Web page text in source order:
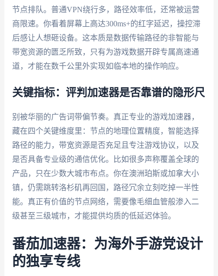
节点排队。普通VPN绕行多，路径效率低，还常被运营
商限速。你看着屏幕上高达300ms+的红字延迟，操控滞
后感让人想砸设备。这本质是数据传输路径的非智能与
带宽资源的匮乏所致，只有为游戏数据开辟专属高速通
道，才能在数千公里外实现如临本地的操作响应。
关键指标：评判加速器是否靠谱的隐形尺
别被华丽的广告词带偏节奏。真正专业的游戏加速器，
藏在四个关键维度里：节点的地理位置精度，智能选择
路径的能力，带宽资源是否充足且专注游戏协议，以及
是否具备专业级的通信优化。比如很多声称覆盖全球的
产品，只在少数大城市布点。你在澳洲珀斯或加拿大小
镇，仍需跳转洛杉矶再回国，路径冗余立刻吃掉一半性
能。真正有价值的节点网络，需要像毛细血管般渗入二
级甚至三级城市，才能提供均质的低延迟体验。
番茄加速器：为海外手游党设计
的独享专线